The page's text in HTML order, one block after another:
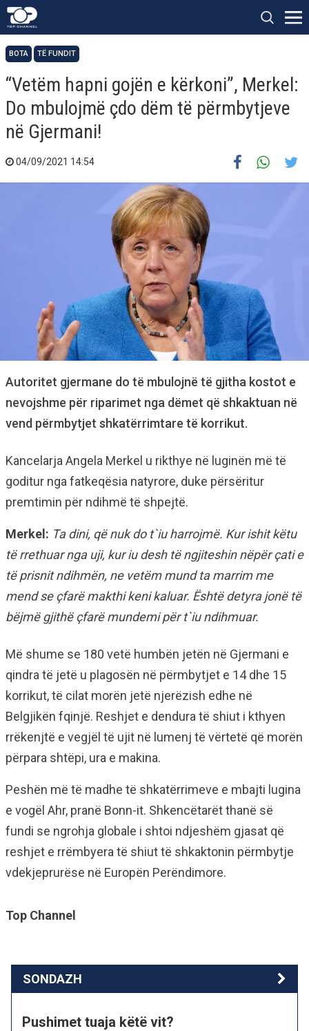
BOTA TË FUNDIT
“Vetëm hapni gojën e kërkoni”, Merkel:
Do mbulojmë çdo dëm të përmbytjeve
në Gjermani!
04/09/2021 14:54
Autoritet gjermane do të mbulojnë të gjitha kostot e
nevojshme për riparimet nga dëmet që shkaktuan në
vend përmbytjet shkatërrimtare të korrikut.
Kancelarja Angela Merkel u rikthye në luginën më të
goditur nga fatkeqësia natyrore, duke përsëritur
premtimin për ndihmë të shpejtë.
Merkel: Ta dini, që nuk do t`iu harrojmë. Kur ishit këtu
të rrethuar nga uji, kur iu desh të ngjiteshin nëpër çati e
të prisnit ndihmën, ne vetëm mund ta marrim me
mend se çfarë makthi keni kaluar. Është detyra jonë të
bëjmë gjithë çfarë mundemi për t`iu ndihmuar.
Më shume se 180 vetë humbën jetën në Gjermani e
qindra të jetë u plagosën në përmbytjet e 14 dhe 15
korrikut, të cilat morën jetë njerëzish edhe në
Belgjikën fqinjë. Reshjet e dendura të shiut i kthyen
rrëkenjtë e vegjël të ujit në lumenj të vërtetë që morën
përpara shtëpi, ura e makina.
Peshën më të madhe të shkatërrimeve e mbajti lugina
e vogël Ahr, pranë Bonn-it. Shkencëtarët thanë së
fundi se ngrohja globale i shtoi ndjeshëm gjasat që
reshjet e rrëmbyera të shiut të shkaktonin përmbytje
vdekjeprurëse në Europën Perëndimore.
Top Channel
SONDAZH
Pushimet tuaja këtë vit?